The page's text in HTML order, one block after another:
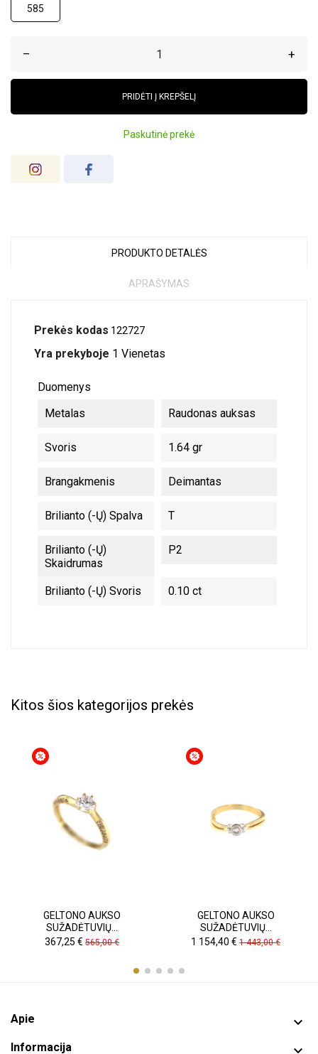
585
– +
PRIDĖTI Į KREPŠELĮ
Paskutinė prekė
PRODUKTO DETALĖS
APRAŠYMAS
Prekės kodas 122727
Yra prekyboje 1 Vienetas
Duomenys
Metalas
Raudonas auksas
Svoris 1.64 gr
Brangakmenis Deimantas
Brilianto (-Ų) Spalva T
Brilianto (-Ų)
Skaidrumas
P2
Brilianto (-Ų) Svoris 0.10 ct
Kitos šios kategorijos prekės
GELTONO AUKSO
SUŽADĖTUVIŲ...
Kaina
367,25 € Pradinė
565,00 €
GELTONO AUKSO
SUŽADĖTUVIŲ...
Kaina
1 154,40 € Pradinė
1 443,00 €
Apie 
Informacija